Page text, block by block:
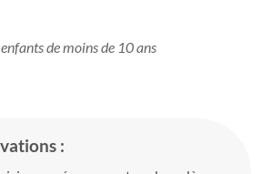
de moins de 10 ans
: